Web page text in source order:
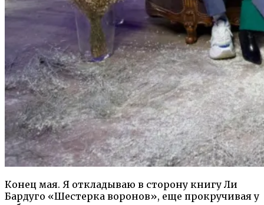
Конец мая. Я откладываю в сторону книгу Ли
Бардуго «Шестерка воронов», еще прокручивая у